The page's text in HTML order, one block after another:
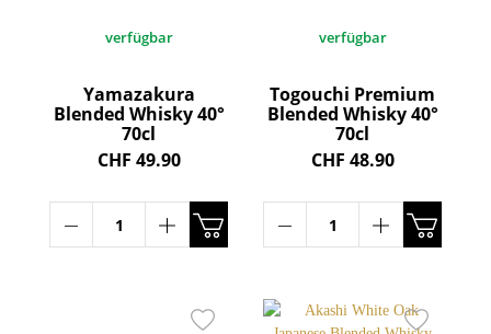
verfügbar
Yamazakura
Blended Whisky 40°
70cl
CHF 49.90
verfügbar
Togouchi Premium
Blended Whisky 40°
70cl
CHF 48.90